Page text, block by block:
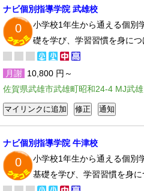
ナビ個別指導学院 武雄校
0
小学校1年生から通える個別
礎を学び、学習習慣を身に
月謝 10,800 円～
佐賀県武雄市武雄町昭和24-4 MJ武
ナビ個別指導学院 牛津校
0
小学校1年生から通える個別
基礎を学び、学習習慣を身